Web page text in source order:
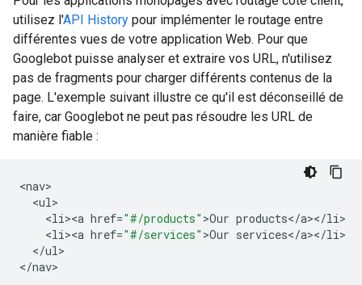
utilisez l'API History pour implémenter le routage entre
différentes vues de votre application Web. Pour que
Googlebot puisse analyser et extraire vos URL, n'utilisez
pas de fragments pour charger différents contenus de la
page. L'exemple suivant illustre ce qu'il est déconseillé de
faire, car Googlebot ne peut pas résoudre les URL de
manière fiable :
<nav
<ul
<li><a href="#/products" >Our products</a></li
<li><a href="#/services" >Our services</a></li
</ul>
</nav>